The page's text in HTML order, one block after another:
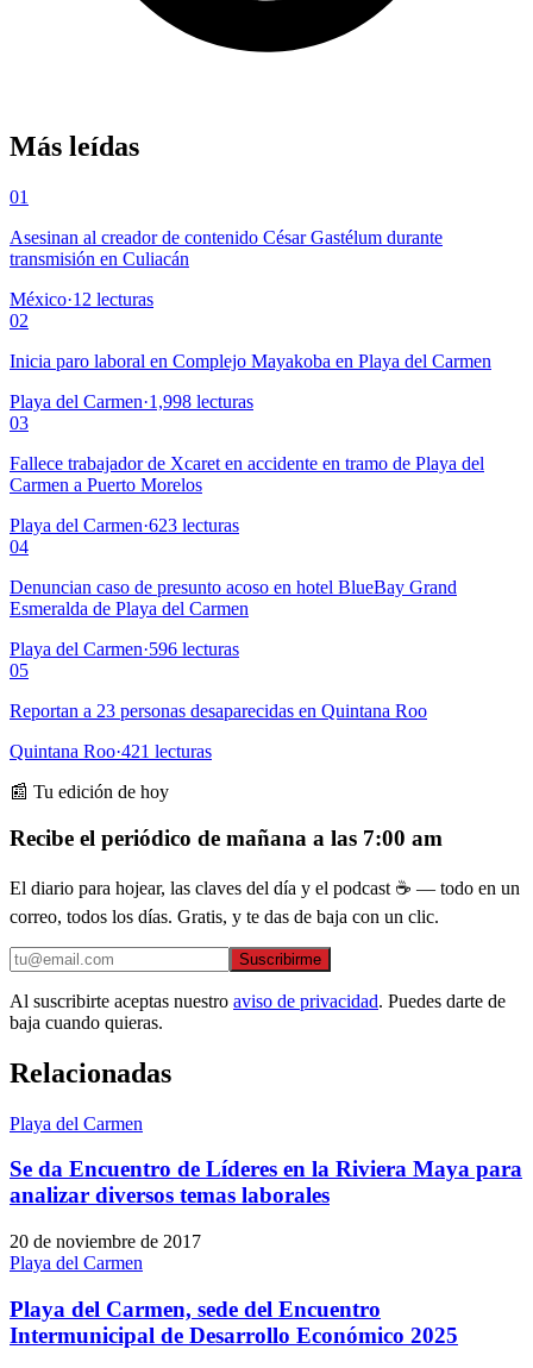
Más leídas
01
Asesinan al creador de contenido César Gastélum durante
transmisión en Culiacán
México·12 lecturas
02
Inicia paro laboral en Complejo Mayakoba en Playa del Carmen
Playa del Carmen·1,998 lecturas
03
Fallece trabajador de Xcaret en accidente en tramo de Playa del
Carmen a Puerto Morelos
Playa del Carmen·623 lecturas
04
Denuncian caso de presunto acoso en hotel BlueBay Grand
Esmeralda de Playa del Carmen
Playa del Carmen·596 lecturas
05
Reportan a 23 personas desaparecidas en Quintana Roo
Quintana Roo·421 lecturas
📰 Tu edición de hoy
Recibe el periódico de mañana a las 7:00 am
El diario para hojear, las claves del día y el podcast ☕ — todo en un
correo, todos los días. Gratis, y te das de baja con un clic.
Suscribirme
Al suscribirte aceptas nuestro aviso de privacidad. Puedes darte de
baja cuando quieras.
Relacionadas
Playa del Carmen
Se da Encuentro de Líderes en la Riviera Maya para
analizar diversos temas laborales
20 de noviembre de 2017
Playa del Carmen
Playa del Carmen, sede del Encuentro
Intermunicipal de Desarrollo Económico 2025